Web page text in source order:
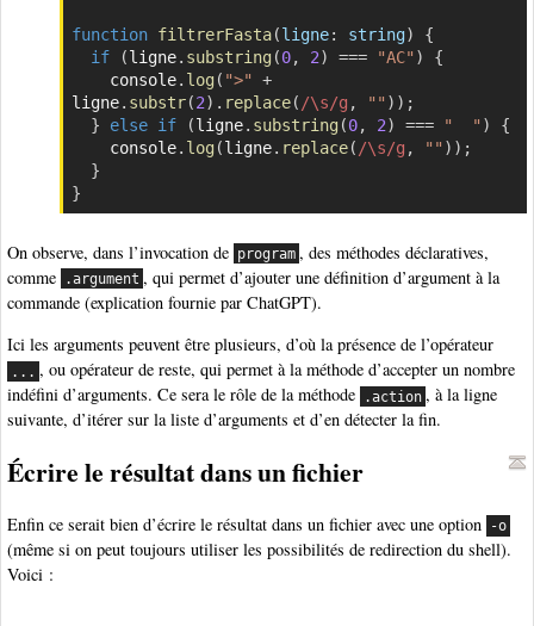
function filtrerFasta(ligne: string)
{
if
(ligne. substring (0, 2) === "AC" )
{
    console
. log ( ">"
+
ligne. substr(2) . replace( /\s/g , "" ) ) ;
}
else if (ligne. substring (0, 2) === "  " )
{
    console
. log (ligne. replace( /\s/g , "" ) ) ;
}
}
On observe, dans l’invocation de program , des méthodes déclaratives,
comme
.argument , qui permet d’ajouter une définition d’argument à la
commande (explication fournie par ChatGPT).
Ici les arguments peuvent être plusieurs, d’où la présence de l’opérateur
... , ou opérateur de reste, qui permet à la méthode d’accepter un nombre
indéfini d’arguments. Ce sera le rôle de la méthode
.action , à la ligne
suivante, d’itérer sur la liste d’arguments et d’en détecter la fin.
Écrire le résultat dans un fichier
Enfin ce serait bien d’écrire le résultat dans un fichier avec une option -o
(même si on peut toujours utiliser les possibilités de redirection du shell).
Voici :